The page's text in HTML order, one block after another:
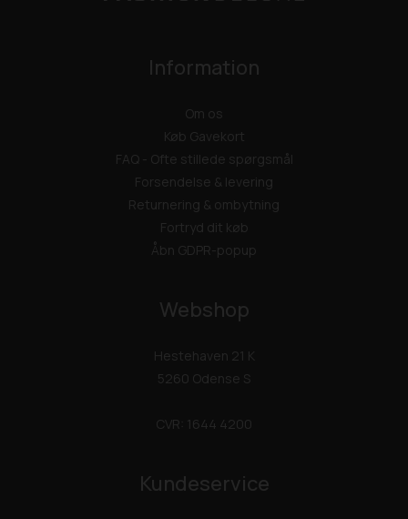
Information
Om os
Køb Gavekort
FAQ - Ofte stillede spørgsmål
Forsendelse & levering
Returnering & ombytning
Fortryd dit køb
Åbn GDPR-popup
Webshop
Hestehaven 21 K
5260 Odense S
CVR: 1644 4200
Kundeservice